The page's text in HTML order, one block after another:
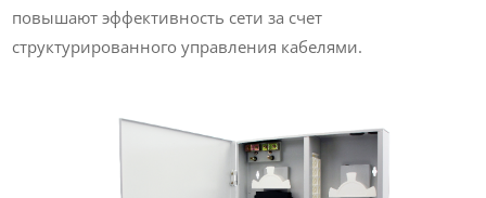
повышают эффективность сети за счет
структурированного управления кабелями.